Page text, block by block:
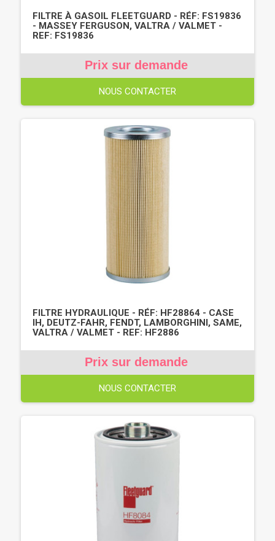
FILTRE À GASOIL FLEETGUARD - RÉF: FS19836
- MASSEY FERGUSON, VALTRA / VALMET -
REF: FS19836
Prix sur demande
NOUS CONTACTER
FILTRE HYDRAULIQUE - RÉF: HF28864 - CASE
IH, DEUTZ-FAHR, FENDT, LAMBORGHINI, SAME,
VALTRA / VALMET - REF: HF2886
Prix sur demande
NOUS CONTACTER